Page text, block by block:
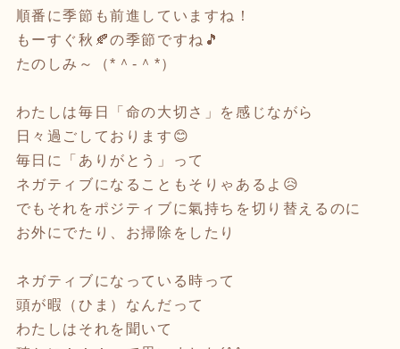
順番に季節も前進していますね！
もーすぐ秋🍂の季節ですね🎵
たのしみ～（*＾-＾*）
わたしは毎日「命の大切さ」を感じながら
日々過ごしております😊
毎日に「ありがとう」って
ネガティブになることもそりゃあるよ😥
でもそれをポジティブに氣持ちを切り替えるのに
お外にでたり、お掃除をしたり
ネガティブになっている時って
頭が暇（ひま）なんだって
わたしはそれを聞いて